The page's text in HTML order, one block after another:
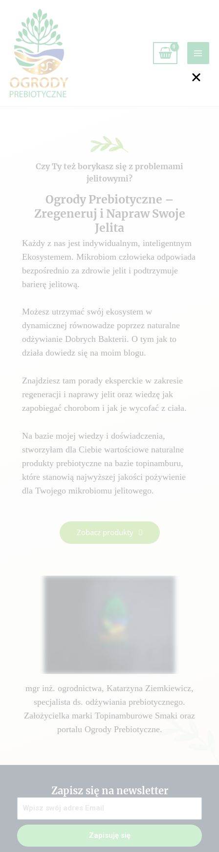
mgr inż. ogrodnictwa, Katarzyna Ziemkiewicz,
specjalista ds. odżywiania prebiotycznego.
Założycielka marki Topinamburowe Smaki oraz
portalu Ogrody Prebiotyczne.
Czy Ty też borykasz się z problemami
jelitowymi?
Ogrody Prebiotyczne –
Zregeneruj i Napraw Swoje
Jelita
Każdy z nas jest indywidualnym, inteligentnym
Ekosystemem. Mikrobiom człowieka odpowiada
bezpośrednio za zdrowie jelit i podtrzymuje
barierę jelitową.
Możesz utrzymać swój ekosystem w
dynamicznej równowadze poprzez naturalne
odżywianie Dobrych Bakterii. O tym jak to
działa dowiedz się na moim blogu.
Znajdziesz tam porady eksperckie w zakresie
regeneracji i naprawy jelit oraz wiedzę jak
zapobiegać chorobom i jak je wycofać z ciała.
Na bazie mojej wiedzy i doświadczenia,
stworzyłam dla Ciebie wartościowe naturalne
produkty prebiotyczne na bazie topinamburu,
które stanowią najwyższej jakości pożywienie
dla Twojego mikrobiomu jelitowego.
Zobacz produkty
Zapisz się na newsletter
Zapisuję się